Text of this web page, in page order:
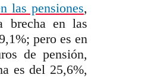
las pensiones,
brecha en las
pero es en
de pensión,
es del 25,6%,